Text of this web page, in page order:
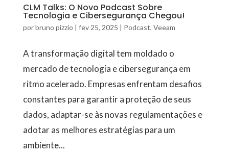
CLM Talks: O Novo Podcast Sobre
Tecnologia e Cibersegurança Chegou!
porbruno pizzio | fev 25, 2025 | Podcast, Veeam
A transformação digital tem moldado o
mercado de tecnologia e cibersegurança em
ritmo acelerado. Empresas enfrentam desafios
constantes para garantir a proteção de seus
dados, adaptar-se às novas regulamentações e
adotar as melhores estratégias para um
ambiente...